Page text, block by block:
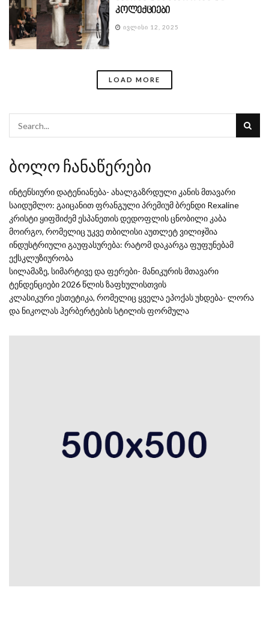
კოლექციები
ᲘᲕᲚᲘᲡᲘ 12, 2025
LOAD MORE
ბოლო ჩანაწერები
ინტენსიური დატენიანება- ახალგაზრდული კანის მთავარი
საიდუმლო: გაიცანით ფრანგული პრემიუმ ბრენდი Rexaline
კრისტი ყიფშიძემ ესპანეთის დედოფლის ცნობილი კაბა
მოირგო, რომელიც უკვე თბილისი აუთლეტ ვილიჯშია
ინდუსტრიული გაუფასურება: რატომ დაკარგა ფუფუნებამ
ექსკლუზიურობა
სილამაზე, სიმარტივე და ფერები- მანიკურის მთავარი
ტენდენციები 2026 წლის ზაფხულისთვის
კლასიკური ესთეტიკა, რომელიც ყველა ეპოქას უხდება- ლორა
და ნიკოლას ჰერბერტების სტილის ფორმულა